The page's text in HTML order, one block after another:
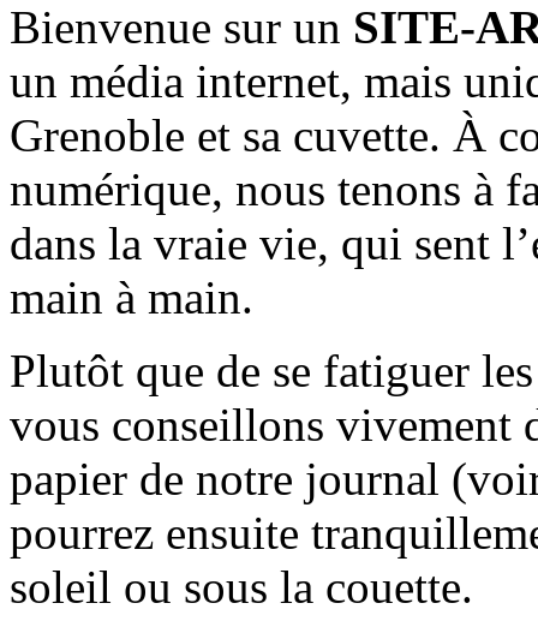
Bienvenue sur un SITE-
un média internet, mais
Grenoble et sa cuvette. À
numérique, nous tenons à
dans la vraie vie, qui sent
main à main.
Plutôt que de se fatiguer
vous conseillons vivement
papier de notre journal
pourrez ensuite
soleil ou sous la couette.